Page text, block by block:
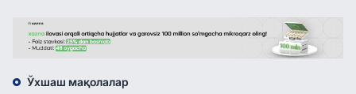
Ўхшаш мақолалар